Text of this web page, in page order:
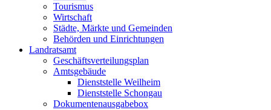
Tourismus
Wirtschaft
Städte, Märkte und Gemeinden
Behörden und Einrichtungen
Landratsamt
Geschäftsverteilungsplan
Amtsgebäude
Dienststelle Weilheim
Dienststelle Schongau
Dokumentenausgabebox